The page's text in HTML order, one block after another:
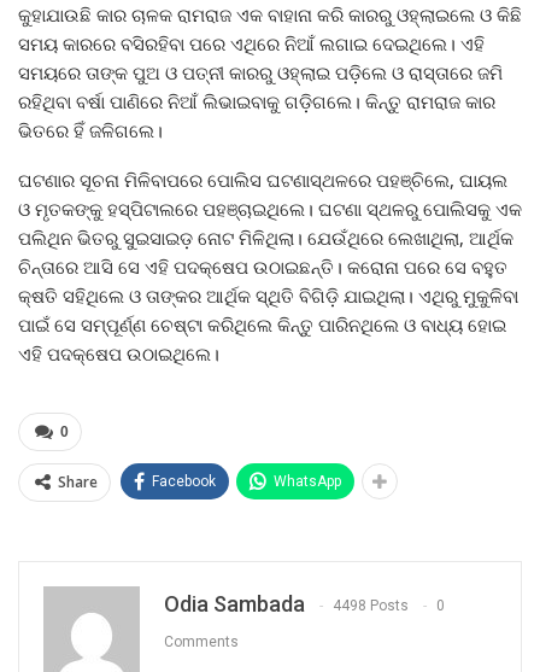
କୁହାଯାଉଛି କାର ଚାଳକ ରାମରାଜ ଏକ ବାହାନା କରି କାରରୁ ଓହ୍ଲାଇଲେ ଓ କିଛି
ସମୟ କାରରେ ବସିରହିବା ପରେ ଏଥିରେ ନିଆଁ ଲଗାଇ ଦେଇଥିଲେ। ଏହି
ସମୟରେ ତାଙ୍କ ପୁଅ ଓ ପତ୍ନୀ କାରରୁ ଓହ୍ଲାଇ ପଡ଼ିଲେ ଓ ରାସ୍ତାରେ ଜମି
ରହିଥିବା ବର୍ଷା ପାଣିରେ ନିଆଁ ଲିଭାଇବାକୁ ଗଡ଼ିଗଲେ। କିନ୍ତୁ ରାମରାଜ କାର
ଭିତରେ ହିଁ ଜଳିଗଲେ।
ଘଟଣାର ସୂଚନା ମିଳିବାପରେ ପୋଲିସ ଘଟଣାସ୍ଥଳରେ ପହଞ୍ଚିଲେ, ଘାୟଲ
ଓ ମୃତକଙ୍କୁ ହସ୍ପିଟାଲରେ ପହଞ୍ଚାଇଥିଲେ। ଘଟଣା ସ୍ଥଳରୁ ପୋଲିସକୁ ଏକ
ପଲିଥିନ ଭିତରୁ ସୁଇସାଇଡ଼ ନୋଟ ମିଳିଥିଲା। ଯେଉଁଥିରେ ଲେଖାଥିଲା, ଆର୍ଥିକ
ଚିନ୍ତାରେ ଆସି ସେ ଏହି ପଦକ୍ଷେପ ଉଠାଇଛନ୍ତି। କରୋନା ପରେ ସେ ବହୁତ
କ୍ଷତି ସହିଥିଲେ ଓ ତାଙ୍କର ଆର୍ଥିକ ସ୍ଥିତି ବିଗିଡ଼ି ଯାଇଥିଲା। ଏଥିରୁ ମୁକୁଳିବା
ପାଇଁ ସେ ସମ୍ପୂର୍ଣ୍ଣ ଚେଷ୍ଟା କରିଥିଲେ କିନ୍ତୁ ପାରିନଥିଲେ ଓ ବାଧ୍ୟ ହୋଇ
ଏହି ପଦକ୍ଷେପ ଉଠାଇଥିଲେ।
0
Share Facebook WhatsApp
Odia Sambada 4498 Posts 0
Comments